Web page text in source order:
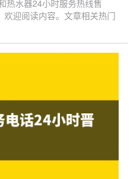
热水器24小时服务热线售
迎阅读内容。文章相关热门